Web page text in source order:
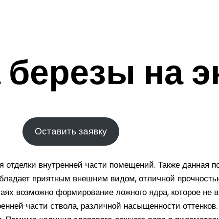
на
Оставить заявку
внутренней части помещений. Также данная
приятным внешним видом, отличной
возможно формирование ложного ядра, которое не
части ствола, различной насыщенности